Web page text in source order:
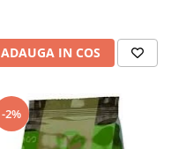
ADAUGA IN COS
-2%